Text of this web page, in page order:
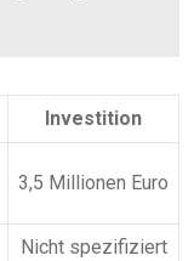
Investition
3,5 Millionen Euro
Nicht spezifiziert